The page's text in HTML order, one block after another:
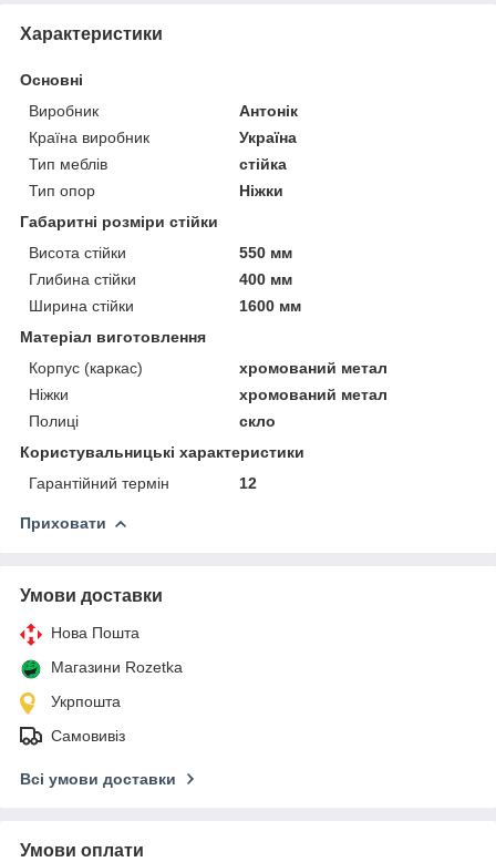
Характеристики
Основні
Виробник
Антонік
Країна виробник
Україна
Тип меблів
стійка
Тип опор
Ніжки
Габаритні розміри стійки
Висота стійки
550 мм
Глибина стійки
400 мм
Ширина стійки
1600 мм
Матеріал виготовлення
Корпус (каркас)
хромований метал
Ніжки
хромований метал
Полиці
скло
Користувальницькі характеристики
Гарантійний термін
12
Приховати
Умови доставки
Нова Пошта
Магазини Rozetka
Укрпошта
Самовивіз
Всі умови доставки
Умови оплати